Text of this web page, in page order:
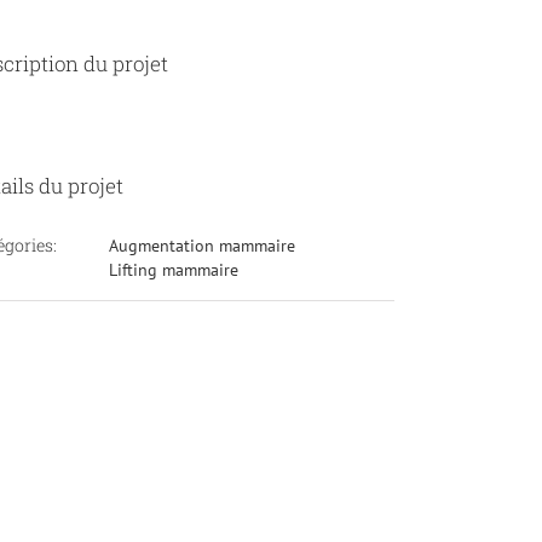
du projet
du projet
Augmentation mammaire
Lifting mammaire